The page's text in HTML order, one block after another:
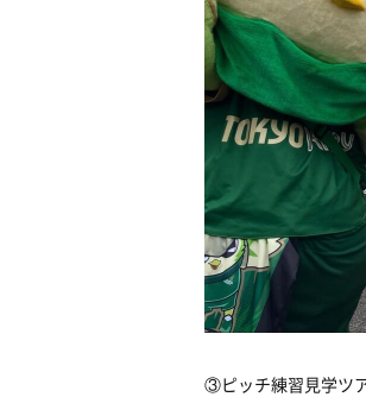
③ピッチ練習見学ツ